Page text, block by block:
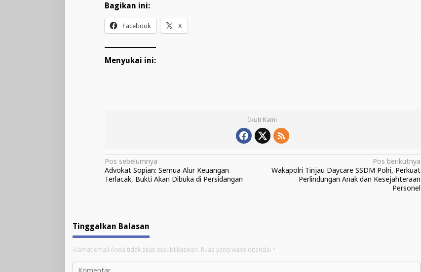
Bagikan ini:
Facebook X
Menyukai ini:
Ikuti Kami
Navigasi
pos
Pos sebelumnya
Advokat Sopian: Semua Alur Keuangan
Terlacak, Bukti Akan Dibuka di Persidangan
Pos berikutnya
Wakapolri Tinjau Daycare SSDM Polri, Perkuat
Perlindungan Anak dan Kesejahteraan
Personel
Tinggalkan Balasan
Alamat email Anda tidak akan dipublikasikan. Ruas yang wajib ditandai *